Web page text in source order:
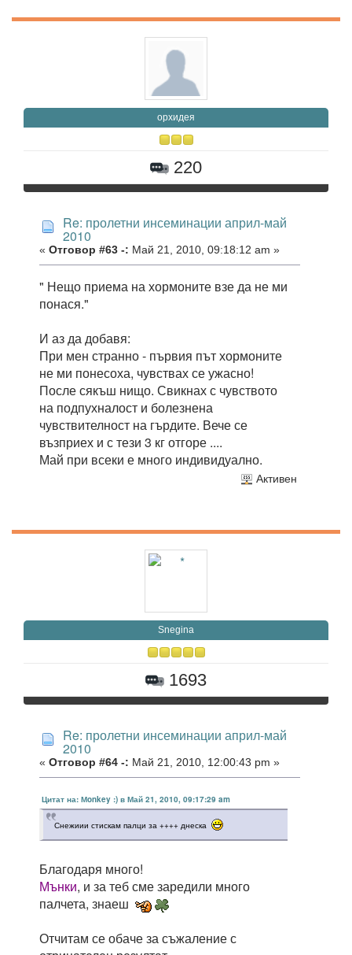
орхидея
220
Re: пролетни инсеминации април-май
2010
« Отговор #63 -: Май 21, 2010, 09:18:12 am »
" Нещо приема на хормоните взе да не ми
понася."
И аз да добавя:
При мен странно - първия път хормоните
не ми понесоха, чувствах се ужасно!
После сякъш нищо. Свикнах с чувството
на подпухналост и болезнена
чувствителност на гърдите. Вече се
възприех и с тези 3 кг отгоре ....
Май при всеки е много индивидуално.
Активен
Snegina
1693
Re: пролетни инсеминации април-май
2010
« Отговор #64 -: Май 21, 2010, 12:00:43 pm »
Цитат на: Мonkey :) в Май 21, 2010, 09:17:29 am
Снежиии стискам палци за ++++ днеска
Благодаря много!
Мънки, и за теб сме заредили много
палчета, знаеш
Отчитам се обаче за съжаление с